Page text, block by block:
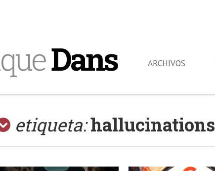
Dans ARCHIVOS
etiqueta:hallucinations